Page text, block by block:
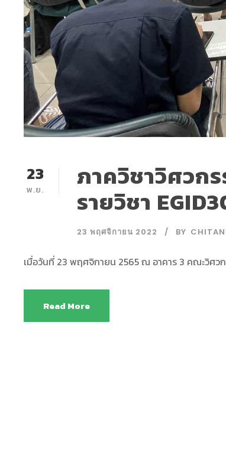
23
พ.ย. ภาควิชาวิศวก
รายวิชา
23 พฤศจิกายน 2022 BY
เมื่อวันที่ 23 พฤศจิกายน 2565 ณ อาคาร 3 คณะวิศว
Read More